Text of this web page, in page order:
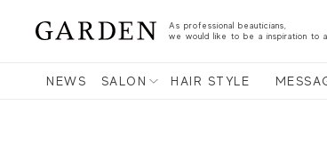
As professional beauticians,
we would like to be a inspiration to
NEWS SALON HAIR STYLE